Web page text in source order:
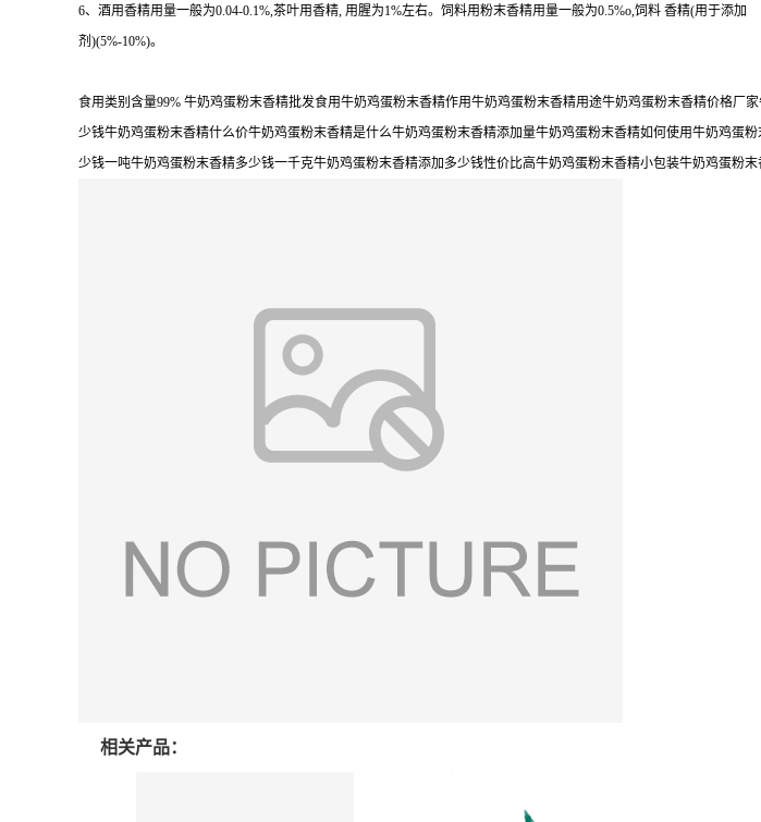
6、酒用香精用量一般为0.04-0.1%,茶叶用香精, 用腥为1%左右。饲料用粉末香精用量一般为0.5%o,饲料 香精(用于添加
剂)(5%-10%)。
食用类别含量99% 牛奶鸡蛋粉末香精批发食用牛奶鸡蛋粉末香精作用牛奶鸡蛋粉末香精用途牛奶鸡蛋粉末香精价格
少钱牛奶鸡蛋粉末香精什么价牛奶鸡蛋粉末香精是什么牛奶鸡蛋粉末香精添加量牛奶鸡蛋粉末香精如何使用牛奶鸡
少钱一吨牛奶鸡蛋粉末香精多少钱一千克牛奶鸡蛋粉末香精添加多少钱性价比高牛奶鸡蛋粉末香精小包装牛奶鸡蛋粉
相关产品：